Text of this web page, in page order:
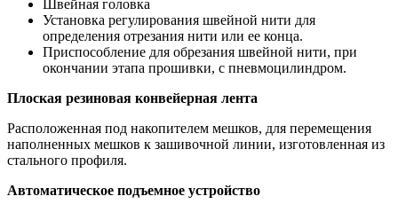
Швейная головка
Установка регулирования швейной нити для
определения отрезания нити или ее конца.
Приспособление для обрезания швейной нити, при
окончании этапа прошивки, с пневмоцилиндром.
Плоская резиновая конвейерная лента
Расположенная под накопителем мешков, для перемещения
наполненных мешков к зашивочной линии, изготовленная из
стального профиля.
Автоматическое подъемное устройство